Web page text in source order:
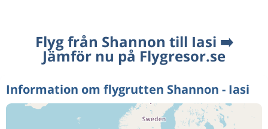
Flyg från Shannon till Iasi ➡️
Jämför nu på Flygresor.se
Information om flygrutten Shannon - Iasi